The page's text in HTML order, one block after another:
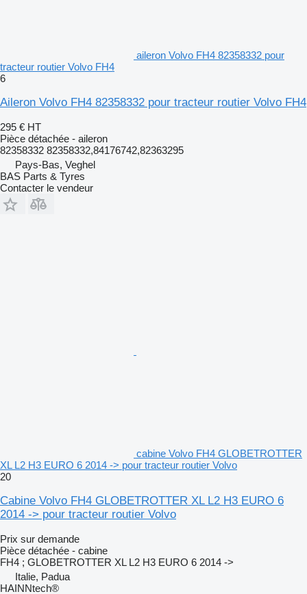
aileron Volvo FH4 82358332 pour
tracteur routier Volvo FH4
6
Aileron Volvo FH4 82358332 pour tracteur routier Volvo FH4
295 € HT
Pièce détachée - aileron
82358332 82358332,84176742,82363295
Pays-Bas, Veghel
BAS Parts & Tyres
Contacter le vendeur
cabine Volvo FH4 GLOBETROTTER
XL L2 H3 EURO 6 2014 -> pour tracteur routier Volvo
20
Cabine Volvo FH4 GLOBETROTTER XL L2 H3 EURO 6
2014 -> pour tracteur routier Volvo
Prix sur demande
Pièce détachée - cabine
FH4 ; GLOBETROTTER XL L2 H3 EURO 6 2014 ->
Italie, Padua
HAINNtech®